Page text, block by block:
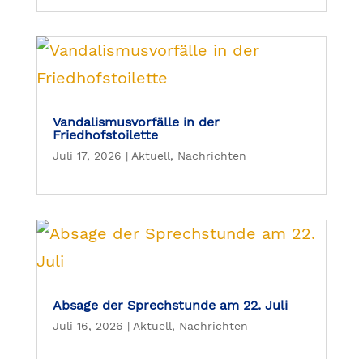
Vandalismusvorfälle in der
Friedhofstoilette
Juli 17, 2026 | Aktuell, Nachrichten
Absage der Sprechstunde am 22. Juli
Juli 16, 2026 | Aktuell, Nachrichten